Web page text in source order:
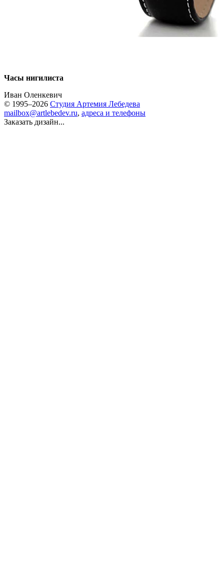
Часы нигилиста
Иван Оленкевич
© 1995–2026 Студия Артемия Лебедева
mailbox@artlebedev.ru, адреса и телефоны
Заказать дизайн...